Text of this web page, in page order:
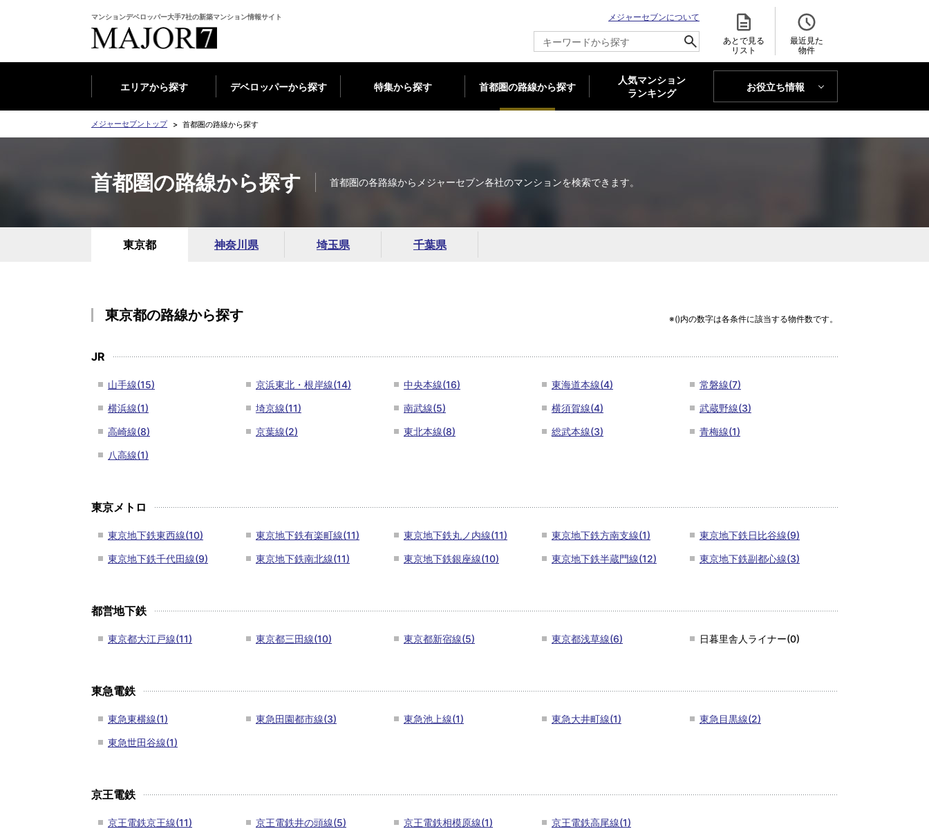
マンションデベロッパー大手7社の新築マンション情報サイト
メジャーセブンについて
あとで見る
リスト
最近見た
物件
エリアから探す デベロッパーから探す 特集から探す 首都圏の路線から探す
人気マンション
ランキング
お役立ち情報
MAJOR'S BLOG
メジャーセブントップ 首都圏の路線から探す
首都圏の路線から探す 首都圏の各路線からメジャーセブン各社のマンションを検索できます。
東京都 神奈川県 埼玉県 千葉県
東京都の路線から探す ※()内の数字は各条件に該当する物件数です。
JR
山手線(15) 京浜東北・根岸線(14) 中央本線(16) 東海道本線(4)
常磐線(7)
横浜線(1)
埼京線(11) 南武線(5) 横須賀線(4)
武蔵野線(3)
高崎線(8)
京葉線(2) 東北本線(8) 総武本線(3)
青梅線(1)
八高線(1)
東京メトロ
東京地下鉄東西線(10) 東京地下鉄有楽町線(11) 東京地下鉄丸ノ内線(11) 東京地下鉄方南支線(1)
東京地下鉄日比谷線(9)
東京地下鉄千代田線(9)
東京地下鉄南北線(11) 東京地下鉄銀座線(10) 東京地下鉄半蔵門線(12) 東京地下鉄副都心線(3)
都営地下鉄
東京都大江戸線(11) 東京都三田線(10) 東京都新宿線(5) 東京都浅草線(6) 日暮里舎人ライナー(0)
東急電鉄
東急東横線(1) 東急田園都市線(3) 東急池上線(1) 東急大井町線(1)
東急目黒線(2)
東急世田谷線(1)
京王電鉄
京王電鉄京王線(11) 京王電鉄井の頭線(5) 京王電鉄相模原線(1) 京王電鉄高尾線(1)